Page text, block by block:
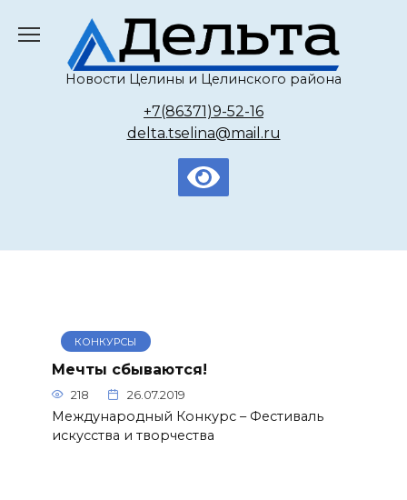
содержанию
Новости Целины и Целинского района
+7(86371)9-52-16
delta.tselina@mail.ru
КОНКУРСЫ
Мечты сбываются!
218 26.07.2019
Международный Конкурс – Фестиваль
искусства и творчества